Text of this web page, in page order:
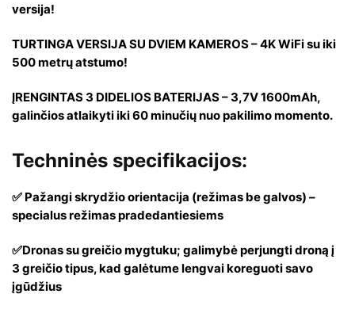
versija!
TURTINGA VERSIJA SU DVIEM KAMEROS – 4K WiFi su iki
500 metrų atstumo!
ĮRENGINTAS 3 DIDELIOS BATERIJAS – 3,7V 1600mAh,
galinčios atlaikyti iki 60 minučių nuo pakilimo momento.
Techninės specifikacijos:
✅ Pažangi skrydžio orientacija (režimas be galvos) –
specialus režimas pradedantiesiems
✅Dronas su greičio mygtuku; galimybė perjungti droną į
3 greičio tipus, kad galėtume lengvai koreguoti savo
įgūdžius